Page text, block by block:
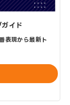
イド
表現から最新ト